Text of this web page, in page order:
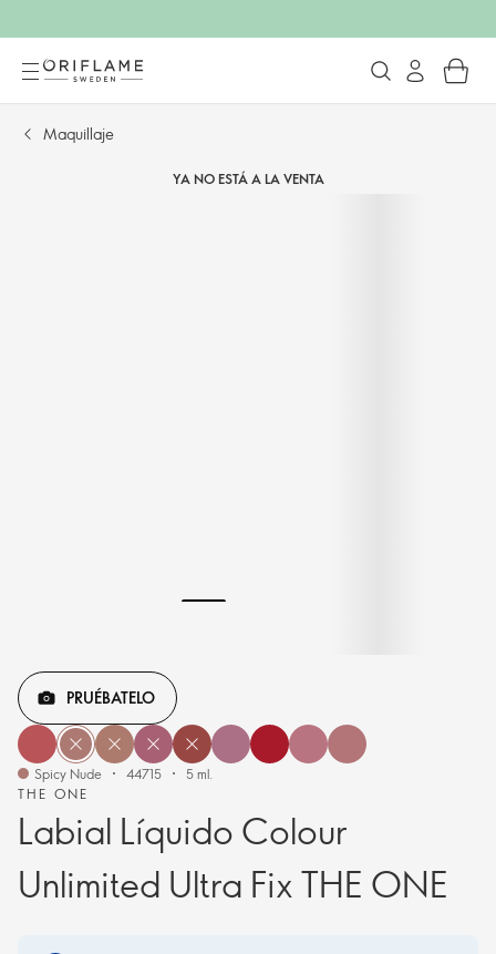
Maquillaje
YA NO ESTÁ A LA VENTA
THE ONE
Labial Líquido Colour
Unlimited Ultra Fix THE ONE
PRUÉBATELO
Spicy Nude 44715 5 ml.